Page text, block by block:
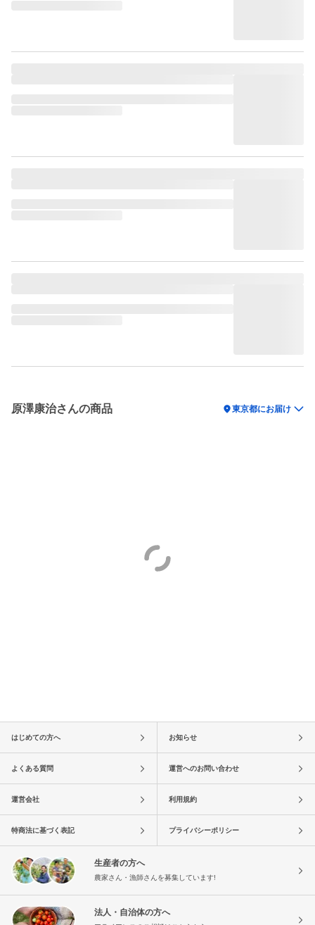
原澤康治さんの商品 location_on東京都にお届け
はじめての方へ お知らせ
よくある質問 運営へのお問い合わせ
運営会社 利用規約
特商法に基づく表記 プライバシーポリシー
生産者の方へ
農家さん・漁師さんを募集しています!
法人・自治体の方へ